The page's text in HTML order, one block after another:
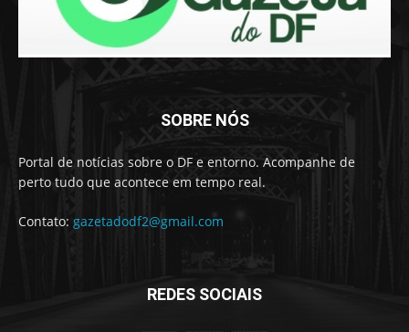
SOBRE NÓS
Portal de notícias sobre o DF e entorno. Acompanhe de
perto tudo que acontece em tempo real.
Contato: gazetadodf2@gmail.com
REDES SOCIAIS